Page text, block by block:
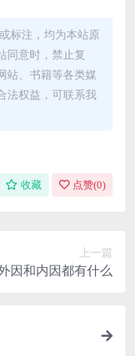
标注，均为本站原
同意时，禁止复
站、书籍等各类媒
法权益，可联系我
收藏 点赞(0)
上一篇
因和内因都有什么